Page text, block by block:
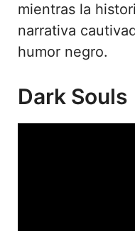
mientras la
narrativa
humor negro.
Dark Souls